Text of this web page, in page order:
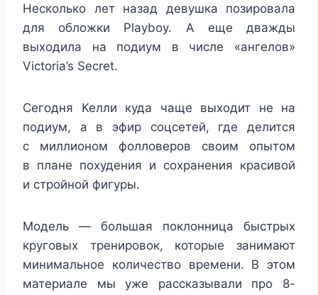
Несколько лет назад девушка позировала
для обложки Playboy. А еще дважды
выходила на подиум в числе «ангелов»
Victoria’s Secret.
Сегодня Келли куда чаще выходит не на
подиум, а в эфир соцсетей, где делится
с миллионом фолловеров своим опытом
в плане похудения и сохранения красивой
и стройной фигуры.
Модель — большая поклонница быстрых
круговых тренировок, которые занимают
минимальное количество времени. В этом
материале мы уже рассказывали про 8-